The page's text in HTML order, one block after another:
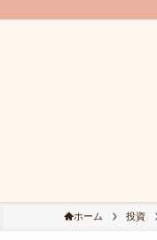
ホーム 投資